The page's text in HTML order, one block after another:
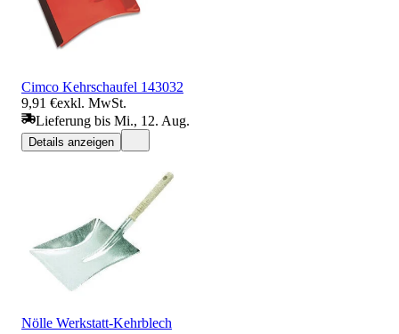
Cimco Kehrschaufel 143032
9,91 €exkl. MwSt.
Lieferung bis Mi., 12. Aug.
Details anzeigen
Nölle Werkstatt-Kehrblech